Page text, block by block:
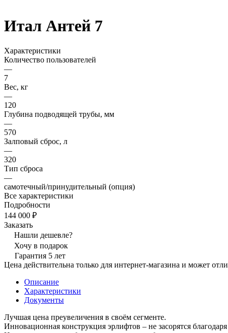
Итал Антей 7
Характеристики
Количество пользователей
—
7
Вес, кг
—
120
Глубина подводящей трубы, мм
—
570
Залповый сброс, л
—
320
Тип сброса
—
самотечный/принудительный (опция)
Все характеристики
Подробности
144 000 ₽
Заказать
Нашли дешевле?
Хочу в подарок
Гарантия 5 лет
Цена действительна только для интернет-магазина и может
Описание
Характеристики
Документы
Лучшая цена преувеличения в своём сегменте.
Инновационная конструкция эрлифтов – не засорятся